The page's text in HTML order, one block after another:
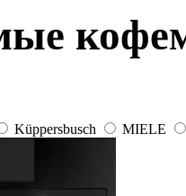
Küppersbusch MIELE